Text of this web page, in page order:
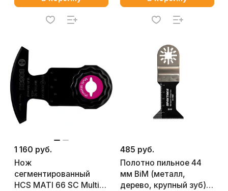
1 160 руб.
Нож
сегментированный
HCS MATI 66 SC Multi
485 руб.
Полотно пильное 44
мм BiM (металл,
дерево, крупный зуб)